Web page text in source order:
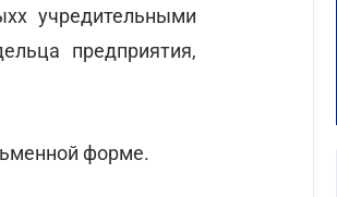
учредительными
предприятия,
форме.